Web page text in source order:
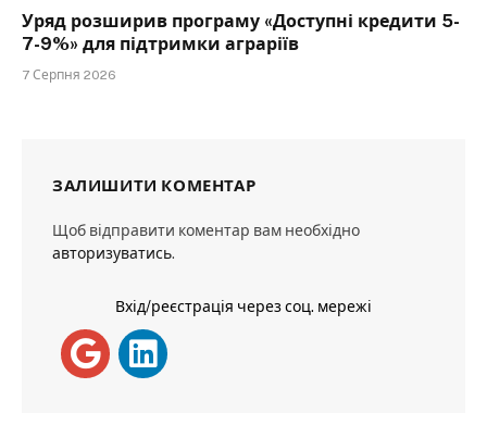
Уряд розширив програму «Доступні кредити 5-
7-9%» для підтримки аграріїв
7 Серпня 2026
ЗАЛИШИТИ КОМЕНТАР
Щоб відправити коментар вам необхідно
авторизуватись.
Вхід/реєстрація через соц. мережі